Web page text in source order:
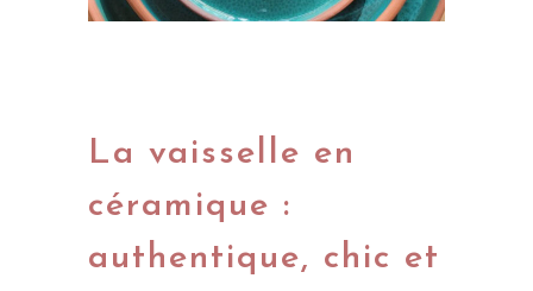
La vaisselle en
céramique :
authentique, chic et